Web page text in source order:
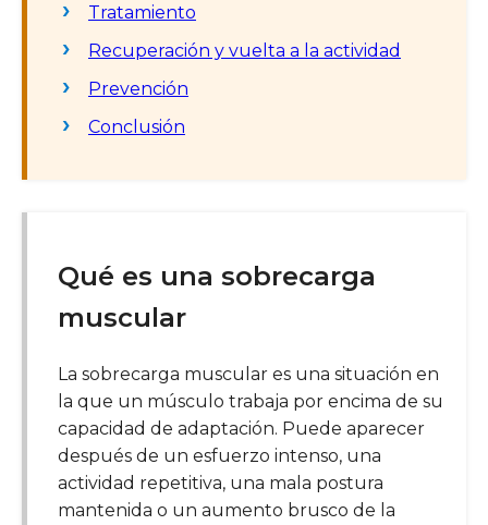
Tratamiento
Recuperación y vuelta a la actividad
Prevención
Conclusión
Qué es una sobrecarga
muscular
La sobrecarga muscular es una situación en
la que un músculo trabaja por encima de su
capacidad de adaptación. Puede aparecer
después de un esfuerzo intenso, una
actividad repetitiva, una mala postura
mantenida o un aumento brusco de la